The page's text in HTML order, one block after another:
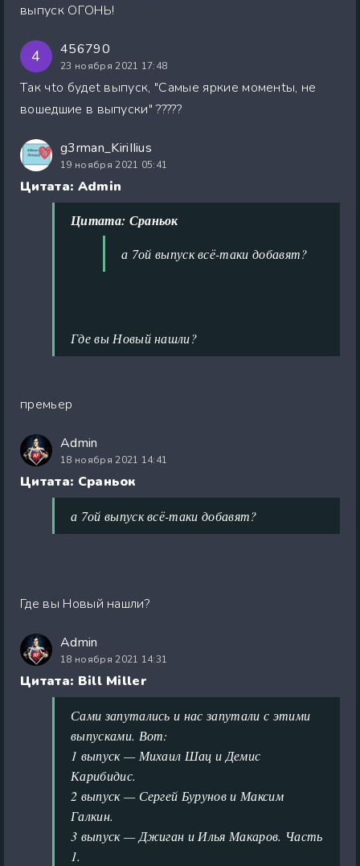
выпуск ОГОНЬ!
4 456790
23 ноября 2021 17:48
Tак чtо будеt выпуск, "Самые яркие моменtы, не
вошедшие в выпуски" ?????
g3rman_KiriIIius
19 ноября 2021 05:41
Цитата: Admin
Цитата: Сраньок
а 7ой выпуск всё-таки добавят?
Где вы Новый нашли?
премьер
Admin
18 ноября 2021 14:41
Цитата: Сраньок
а 7ой выпуск всё-таки добавят?
Где вы Новый нашли?
Admin
18 ноября 2021 14:31
Цитата: Bill Miller
Сами запутались и нас запутали с этими
выпусками. Вот:
1 выпуск — Михаил Шац и Демис
Карибидис.
2 выпуск — Сергей Бурунов и Максим
Галкин.
3 выпуск — Джиган и Илья Макаров. Часть
1.